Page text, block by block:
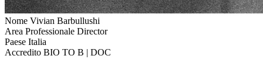
Nome Vivian Barbullushi
Area Professionale Director
Paese Italia
Accredito BIO TO B | DOC